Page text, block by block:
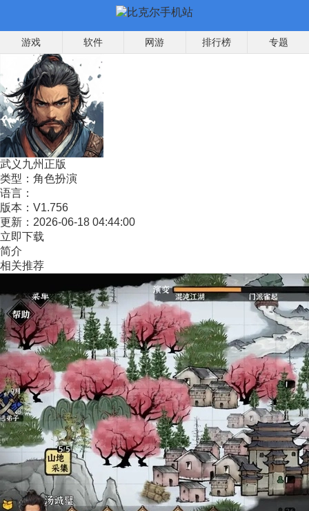
游戏 软件 网游 排行榜 专题
武义九州正版
类型： 角色扮演
语言：
版本： V1.756
更新： 2026-06-18 04:44:00
立即下载
简介
相关推荐